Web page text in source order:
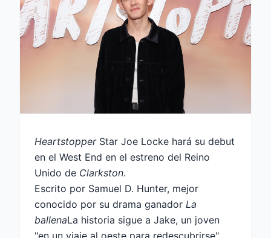
HeartstopperStar Joe Locke hará su debut
en el West End en el estreno del Reino
Unido de Clarkston.
Escrito por Samuel D. Hunter, mejor
conocido por su drama ganador La
ballenaLa historia sigue a Jake, un joven
"en un viaje al oeste para redescubrirse",